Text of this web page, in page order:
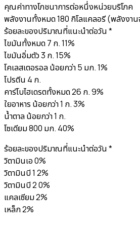
คุณค่าทางโภชนาการต่อหนึ่งหน่วยบริโภค
พลังงานทั้งหมด 180 กิโลแคลอรี (พลังงา
ร้อยละของปริมาณที่แนะนำต่อวัน *
ไขมันทั้งหมด 7 ก. 11%
ไขมันอิ่มตัว 3 ก. 15%
โคเลสเตอรอล น้อยกว่า 5 มก. 1%
โปรตีน 4 ก.
คาร์โบไฮเดรตทั้งหมด 26 ก. 9%
ใยอาหาร น้อยกว่า 1 ก. 3%
น้ำตาล น้อยกว่า 1 ก.
โซเดียม 800 มก. 40%
ร้อยละของปริมาณที่แนะนำต่อวัน *
วิตามินเอ 0%
วิตามินบี 1 2%
วิตามินบี 2 0%
แคลเซียม 2%
เหล็ก 2%